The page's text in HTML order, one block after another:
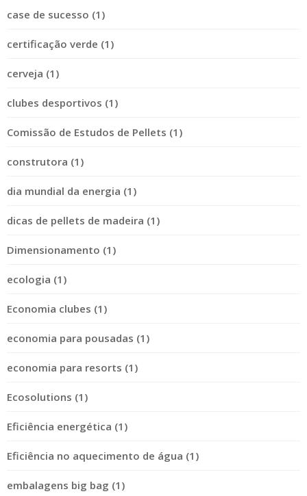
case de sucesso (1)
certificação verde (1)
cerveja (1)
clubes desportivos (1)
Comissão de Estudos de Pellets (1)
construtora (1)
dia mundial da energia (1)
dicas de pellets de madeira (1)
Dimensionamento (1)
ecologia (1)
Economia clubes (1)
economia para pousadas (1)
economia para resorts (1)
Ecosolutions (1)
Eficiência energética (1)
Eficiência no aquecimento de água (1)
embalagens big bag (1)